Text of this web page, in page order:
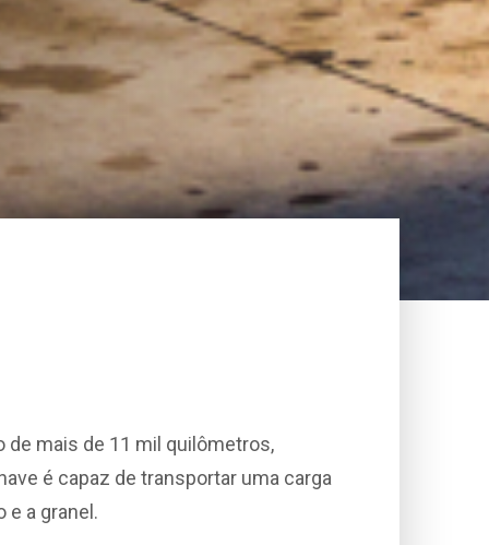
de mais de 11 mil quilômetros,
é capaz de transportar uma carga
a granel.